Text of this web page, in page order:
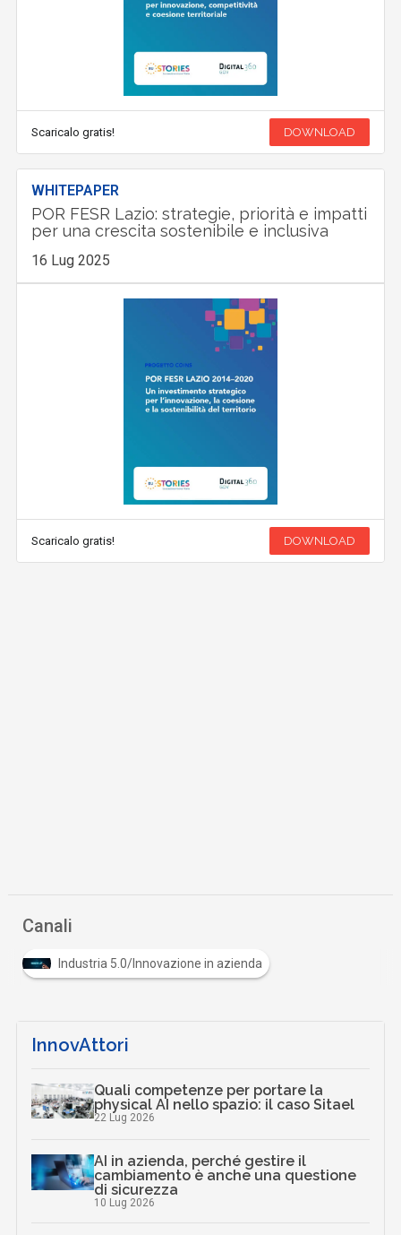
Scaricalo gratis! DOWNLOAD
WHITEPAPER
POR FESR Lazio: strategie, priorità e impatti
per una crescita sostenibile e inclusiva
16 Lug 2025
Scaricalo gratis! DOWNLOAD
Canali
Industria 5.0/Innovazione in azienda
InnovAttori
Quali competenze per portare la
physical AI nello spazio: il caso Sitael
22 Lug 2026
AI in azienda, perché gestire il
cambiamento è anche una questione
di sicurezza
10 Lug 2026